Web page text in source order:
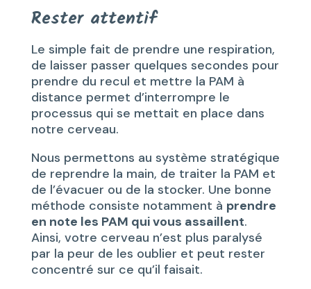
Rester attentif
Le simple fait de prendre une respiration,
de laisser passer quelques secondes pour
prendre du recul et mettre la PAM à
distance permet d’interrompre le
processus qui se mettait en place dans
notre cerveau.
Nous permettons au système stratégique
de reprendre la main, de traiter la PAM et
de l’évacuer ou de la stocker. Une bonne
méthode consiste notamment à prendre
en note les PAM qui vous assaillent.
Ainsi, votre cerveau n’est plus paralysé
par la peur de les oublier et peut rester
concentré sur ce qu’il faisait.